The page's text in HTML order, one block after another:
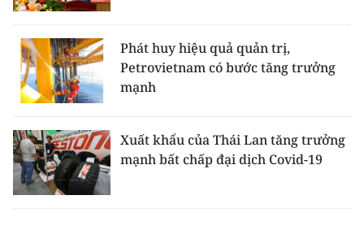
GIÁO DỤC
KHOA HỌC - CÔNG NGHỆ
MÔI TRƯỜNG
Phát huy hiệu quả quản trị,
Petrovietnam có bước tăng trưởng
mạnh
Xuất khẩu của Thái Lan tăng trưởng
mạnh bất chấp đại dịch Covid-19